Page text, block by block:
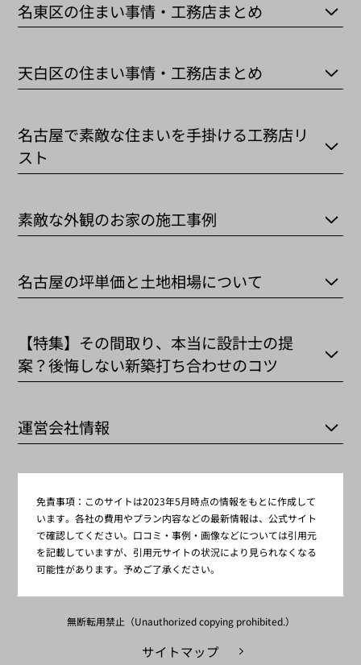
名東区の住まい事情・工務店まとめ
天白区の住まい事情・工務店まとめ
名古屋で素敵な住まいを手掛ける工務店リ
スト
素敵な外観のお家の施工事例
名古屋の坪単価と土地相場について
【特集】その間取り、本当に設計士の提
案？後悔しない新築打ち合わせのコツ
運営会社情報
免責事項： このサイトは2023年5月時点の情報をもとに作成して
います。各社の費用やプラン内容などの最新情報は、公式サイト
で確認してください。口コミ・事例・画像などについては引用元
を記載していますが、引用元サイトの状況により見られなくなる
可能性があります。予めご了承ください。
無断転用禁止（Unauthorized copying prohibited.）
サイトマップ